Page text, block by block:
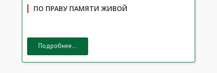
ПО ПРАВУ ПАМЯТИ ЖИВОЙ
Подробнее...